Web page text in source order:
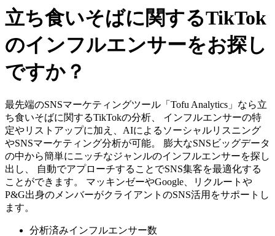
立ち食いそばに関するTikTok
のインフルエンサーをお探し
ですか？
最先端のSNSマーケティングツール「Tofu Analytics」なら立
ち食いそばに関するTikTokの分析、 インフルエンサーの特
定やリストアップに加え、AIによるソーシャルリスニング
やSNSマーケティング分析が可能。 膨大なSNSビッグデータ
の中から簡単にニッチなジャンルのインフルエンサーを探し
出し、 自動でアプローチすることでSNS集客を最適化する
ことができます。 マッキンゼーやGoogle、リクルートや
P&G出身のメンバーがクライアントのSNS活用をサポートし
ます。
分析済みインフルエンサー数